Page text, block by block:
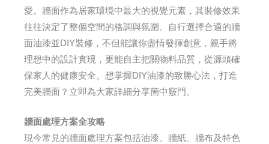
愛。牆面作為居家環境中最大的視覺元素，其裝修效果
往往決定了整個空間的格調與氛圍。自行選擇合適的牆
面油漆並DIY裝修，不但能讓你盡情發揮創意，親手將
理想中的設計實現，更能自主把關物料品質，從源頭確
保家人的健康安全。想掌握DIY油漆的致勝心法，打造
完美牆面？立即為大家詳細分享箇中竅門。
牆面處理方案全攻略
現今常見的牆面處理方案包括油漆、牆紙、牆布及特色